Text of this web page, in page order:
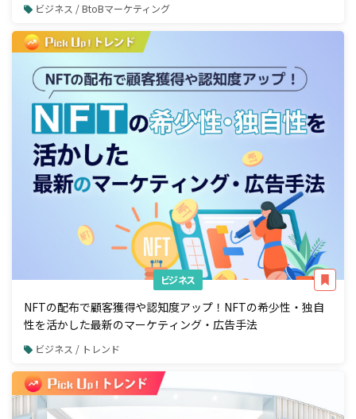
ビジネス / BtoBマーケティング
ビジネス
NFTの配布で顧客獲得や認知度アップ！NFTの希少性・独自
性を活かした最新のマーケティング・広告手法
ビジネス / トレンド